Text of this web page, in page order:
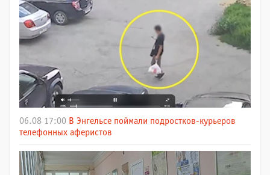
06.08 17:00 В Энгельсе поймали подростков-курьеров
телефонных аферистов